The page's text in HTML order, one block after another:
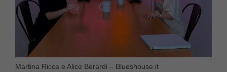
Martina Ricca e Alice Berardi – Blueshouse.it